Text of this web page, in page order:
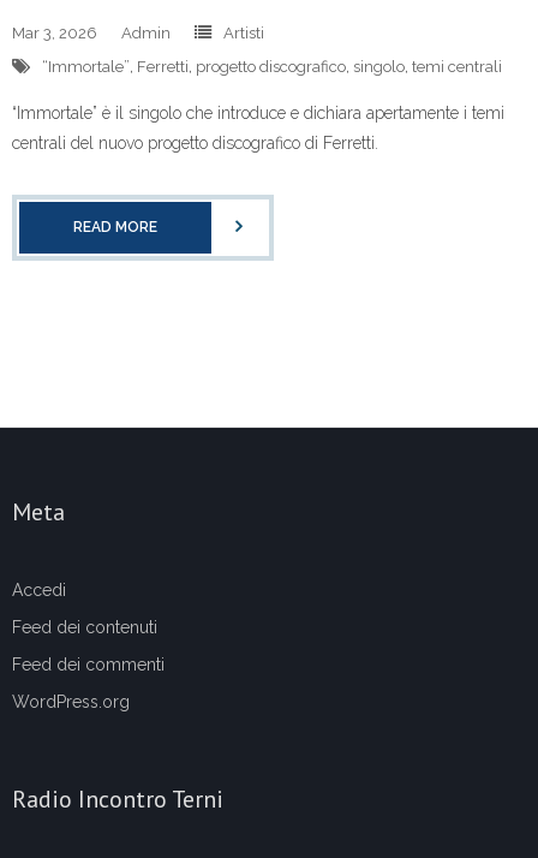
Mar 3, 2026 Admin
Artisti
“Immortale” Ferretti progetto discografico singolo temi centrali
“Immortale” è il singolo che introduce e dichiara apertamente i temi
centrali del nuovo progetto discografico di Ferretti.
READ MORE
Meta
Accedi
Feed dei contenuti
Feed dei commenti
WordPress.org
Radio Incontro Terni